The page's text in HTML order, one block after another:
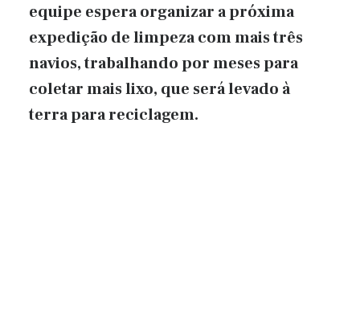
equipe espera organizar a próxima
expedição de limpeza com mais três
navios, trabalhando por meses para
coletar mais lixo, que será levado à
terra para reciclagem.